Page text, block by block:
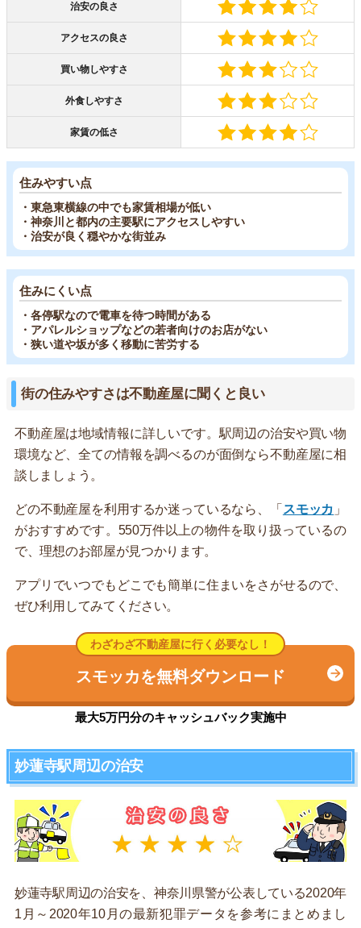
治安の良さ
アクセスの良さ
買い物しやすさ
外食しやすさ
家賃の低さ
住みやすい点
・東急東横線の中でも家賃相場が低い
・神奈川と都内の主要駅にアクセスしやすい
・治安が良く穏やかな街並み
住みにくい点
・各停駅なので電車を待つ時間がある
・アパレルショップなどの若者向けのお店がない
・狭い道や坂が多く移動に苦労する
街の住みやすさは不動産屋に聞くと良い
不動産屋は地域情報に詳しいです。駅周辺の治安や買い物
環境など、全ての情報を調べるのが面倒なら不動産屋に相
談しましょう。
どの不動産屋を利用するか迷っているなら、「 スモッカ 」
がおすすめです。550万件以上の物件を取り扱っているの
で、理想のお部屋が見つかります。
アプリでいつでもどこでも簡単に住まいをさがせるので、
ぜひ利用してみてください。
わざわざ不動産屋に行く必要なし！
スモッカを無料ダウンロード
最大5万円分のキャッシュバック実施中
妙蓮寺駅周辺の治安
妙蓮寺駅周辺の治安を、神奈川県警が公表している2020年
1月～2020年10月の最新犯罪データを参考にまとめまし